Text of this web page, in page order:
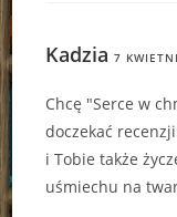
Kadzia 7
Chcę "Serce w
doczekać
i Tobie także
uśmiechu na